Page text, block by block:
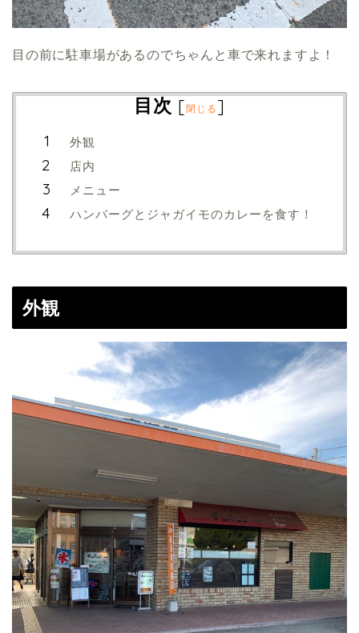
目の前に駐車場があるのでちゃんと車で来れますよ！
目次 [閉じる ]
外観
店内
メニュー
ハンバーグとジャガイモのカレーを食す！
外観